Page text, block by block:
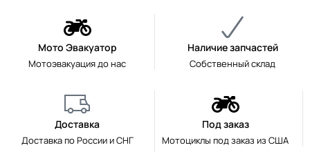
Мото Эвакуатор
Мотоэвакуация до нас
Наличие запчастей
Собственный склад
Доставка
Доставка по России и СНГ
Под заказ
Мотоциклы под заказ из США